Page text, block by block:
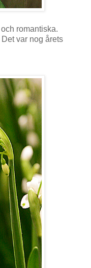
romantiska.
var nog årets